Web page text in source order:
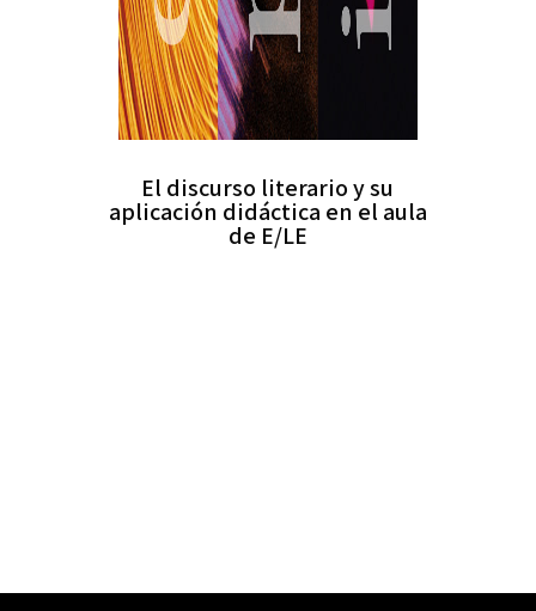
El discurso literario y su
aplicación didáctica en el aula
de E/LE